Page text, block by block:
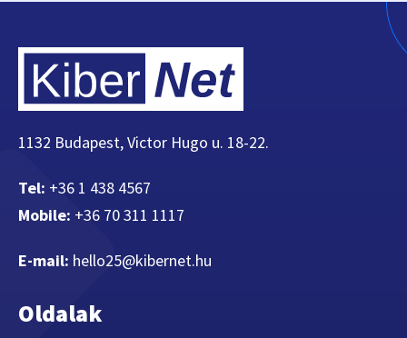
1132 Budapest, Victor Hugo u. 18-22.
Tel: +36 1 438 4567
Mobile: +36 70 311 1117
E-mail: hello25@kibernet.hu
Oldalak